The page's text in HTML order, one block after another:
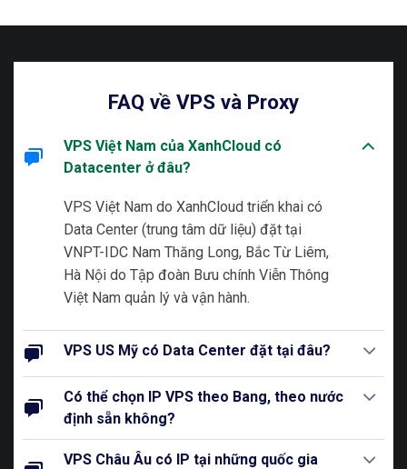
FAQ về VPS và Proxy
VPS Việt Nam của XanhCloud có
Datacenter ở đâu?
VPS Việt Nam do XanhCloud triển khai có
Data Center (trung tâm dữ liệu) đặt tại
VNPT-IDC Nam Thăng Long, Bắc Từ Liêm,
Hà Nội do Tập đoàn Bưu chính Viễn Thông
Việt Nam quản lý và vận hành.
VPS US Mỹ có Data Center đặt tại đâu?
Có thể chọn IP VPS theo Bang, theo nước
định sẵn không?
VPS Châu Âu có IP tại những quốc gia